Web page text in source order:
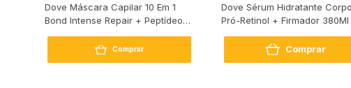
Dove Máscara Capilar 10 Em 1
Bond Intense Repair + Peptídeo
Comprar
Dove Sérum Hidratante
Pró-Retinol + Firmador 380Ml
Comprar